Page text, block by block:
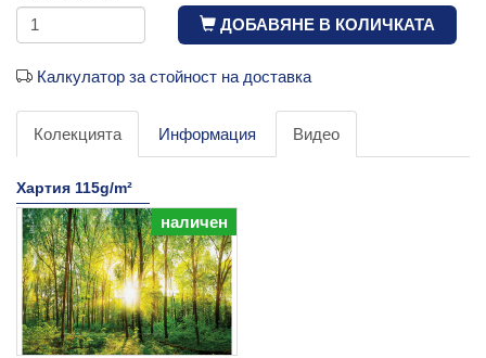
ДОБАВЯНЕ В КОЛИЧКАТА
Калкулатор за стойност на доставка
Колекцията Информация Видео
Хартия 115g/m²
наличен